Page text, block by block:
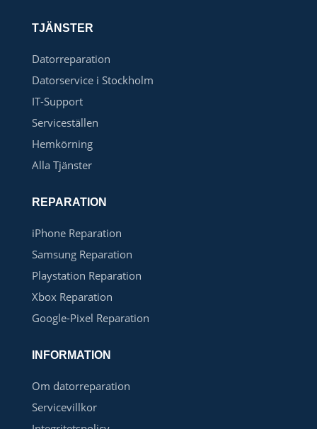
TJÄNSTER
Datorreparation
Datorservice i Stockholm
IT-Support
Serviceställen
Hemkörning
Alla Tjänster
REPARATION
iPhone Reparation
Samsung Reparation
Playstation Reparation
Xbox Reparation
Google-Pixel Reparation
INFORMATION
Om datorreparation
Servicevillkor